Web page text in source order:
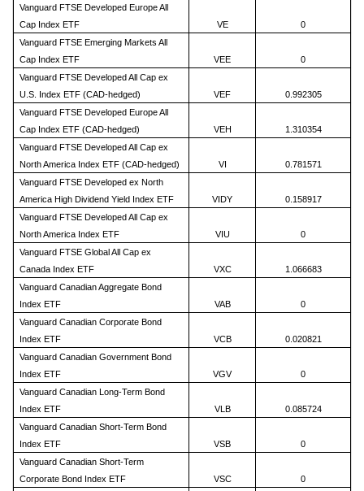
Vanguard FTSE Developed Europe All
Cap Index ETF
VE
0
Vanguard FTSE Emerging Markets All
Cap Index ETF
VEE
0
Vanguard FTSE Developed All Cap ex
U.S. Index ETF (CAD-hedged)
VEF
0.992305
Vanguard FTSE Developed Europe All
Cap Index ETF (CAD-hedged)
VEH
1.310354
Vanguard FTSE Developed All Cap ex
North America Index ETF (CAD-hedged)
VI
0.781571
Vanguard FTSE Developed ex North
America High Dividend Yield Index ETF
VIDY
0.158917
Vanguard FTSE Developed All Cap ex
North America Index ETF
VIU
0
Vanguard FTSE Global All Cap ex
Canada Index ETF
VXC
1.066683
Vanguard Canadian Aggregate Bond
Index ETF
VAB
0
Vanguard Canadian Corporate Bond
Index ETF
VCB
0.020821
Vanguard Canadian Government Bond
Index ETF
VGV
0
Vanguard Canadian Long-Term Bond
Index ETF
VLB
0.085724
Vanguard Canadian Short-Term Bond
Index ETF
VSB
0
Vanguard Canadian Short-Term
Corporate Bond Index ETF
VSC
0